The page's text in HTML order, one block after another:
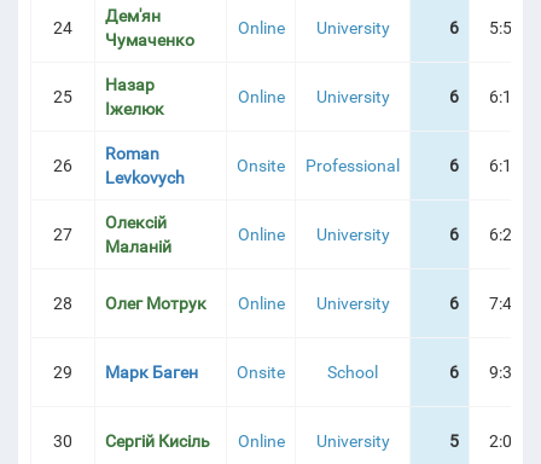
24
Дем'ян
Чумаченко
Online University 6
25
Назар
Іжелюк
Online University 6
26
Roman
Levkovych
Onsite Professional 6
27
Олексій
Маланій
Online University 6
28 Олег Мотрук Online University 6
29 Марк Баген Onsite School 6
30 Сергій Кисіль Online University 5